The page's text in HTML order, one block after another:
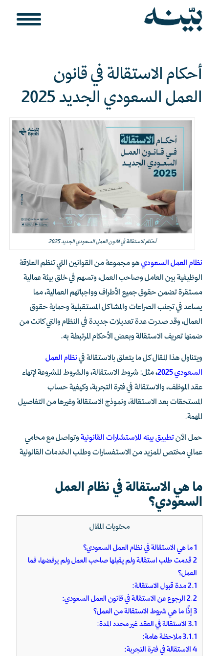
أحكام الاستقالة في قانون
العمل السعودي الجديد 2025
أحكام الاستقالة في قانون العمل السعودي الجديد 2025
نظام العمل السعوديهو مجموعة من القوانين التي تنظم العلاقة
الوظيفية بين العامل وصاحب العمل، وتسهم في خلق بيئة عمالية
مستقرة تضمن حقوق جميع الأطراف وواجباتهم العمالية، مما
يساعد في تجنب الصراعات والمشاكل المستقبلية وحماية حقوق
العمال، وقد صدرت عدة تعديلات جديدة في النظام والتي كانت من
ضمنها تعريف الاستقالة وبعض الأحكام المرتبطة به.
ويتناول هذا المقال كل ما يتعلق بالاستقالة فينظام العمل
السعودي 2025
، مثل: شروط الاستقالة، والشروط المشروعة لإنهاء
عقد الموظف، والاستقالة في فترة التجربة، وكيفية حساب
المستحقات بعد الاستقالة، ونموذج الاستقالة وغيرها من التفاصيل
المهمة.
حمل الآنتطبيق بينه للاستشارات القانونيةوتواصل مع محامي
عمالي مختص للمزيد من الاستفسارات وطلب الخدمات القانونية
ما هي الاستقالة في نظام العمل
السعودي؟
محتويات المقال
1ما هي الاستقالة في نظام العمل السعودي؟
2قدمت طلب استقالة ولم يقبلها صاحب العمل ولم يرفضها، فما
العمل؟
2.1مدة قبول الاستقالة:
2.2الرجوع عن الاستقالة في قانون العمل السعودي:
3إذًا ما هي شروط الاستقالة من العمل؟
3.1الاستقالة في العقد غير محدد المدة:
3.1.1ملاحظة هامة:
4الاستقالة في فترة التجربة: